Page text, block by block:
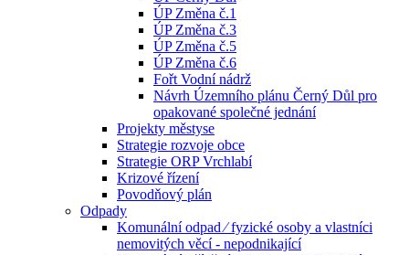
ÚP Změna č.1
ÚP Změna č.3
ÚP Změna č.5
ÚP Změna č.6
Fořt Vodní nádrž
Návrh Územního plánu Černý Důl pro
opakované společné jednání
Projekty městyse
Strategie rozvoje obce
Strategie ORP Vrchlabí
Krizové řízení
Povodňový plán
Odpady
Komunální odpad ⁄ fyzické osoby a vlastníci
nemovitých věcí - nepodnikající